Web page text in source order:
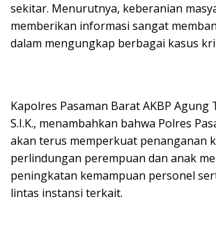
sekitar. Menurutnya, keberanian
memberikan informasi sangat
dalam mengungkap berbagai kasus
Kapolres Pasaman Barat AKBP Agung
S.I.K., menambahkan bahwa Polres
akan terus memperkuat penanganan
perlindungan perempuan dan anak
peningkatan kemampuan personel
lintas instansi terkait.